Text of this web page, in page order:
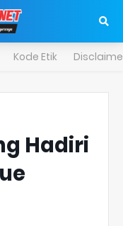
Kode Etik
Hadiri